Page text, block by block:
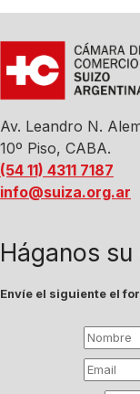
Av. Leandro N.
10º Piso, CABA.
(54 11) 4311 7187
info@suiza.org.ar
Háganos
Envíe el siguiente el